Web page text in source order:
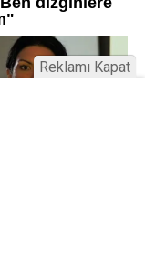
Reklamı Kapat